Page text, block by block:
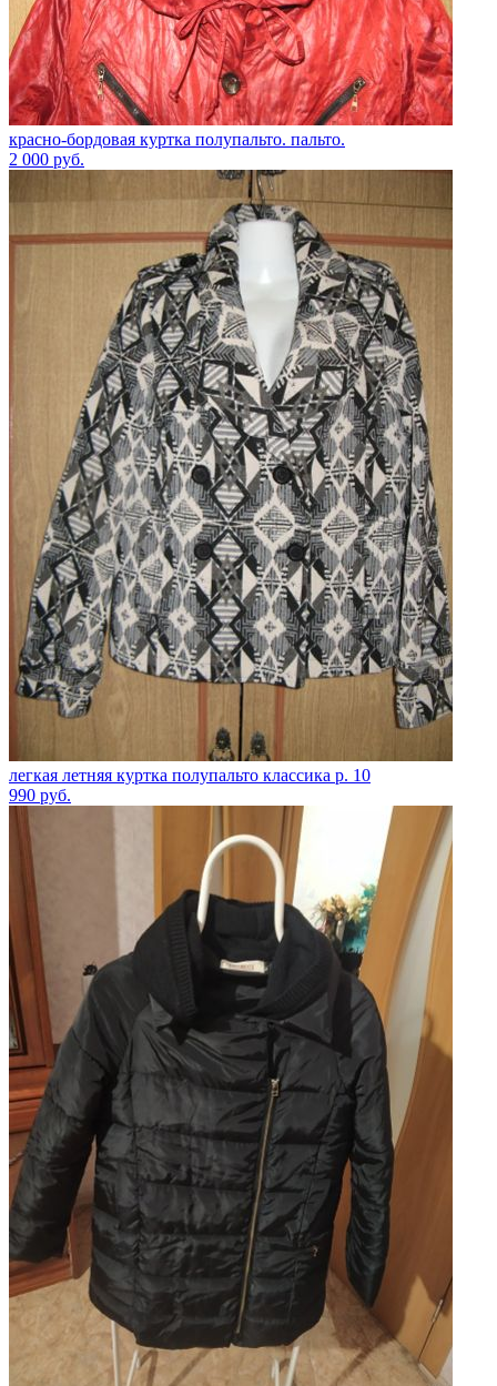
красно-бордовая куртка полупальто. пальто.
2 000 руб.
легкая летняя куртка полупальто классика р. 10
990 руб.